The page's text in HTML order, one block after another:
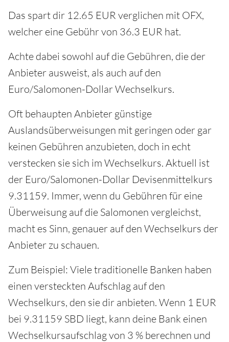
Das spart dir 12.65 EUR verglichen mit OFX,
welcher eine Gebühr von 36.3 EUR hat.
Achte dabei sowohl auf die Gebühren, die der
Anbieter ausweist, als auch auf den
Euro/Salomonen-Dollar Wechselkurs.
Oft behaupten Anbieter günstige
Auslandsüberweisungen mit geringen oder gar
keinen Gebühren anzubieten, doch in echt
verstecken sie sich im Wechselkurs. Aktuell ist
der Euro/Salomonen-Dollar Devisenmittelkurs
9.31159. Immer, wenn du Gebühren für eine
Überweisung auf die Salomonen vergleichst,
macht es Sinn, genauer auf den Wechselkurs der
Anbieter zu schauen.
Zum Beispiel: Viele traditionelle Banken haben
einen versteckten Aufschlag auf den
Wechselkurs, den sie dir anbieten. Wenn 1 EUR
bei 9.31159 SBD liegt, kann deine Bank einen
Wechselkursaufschlag von 3 % berechnen und